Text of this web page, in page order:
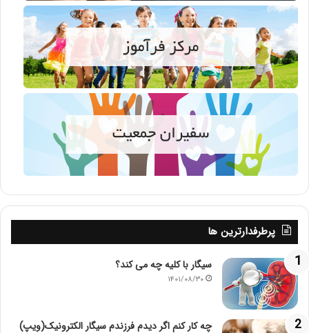
پرطرفدارترین ها
سیگار با کلیه چه می کند؟
۱۴۰۱/۰۸/۳۰
چه کار کنم اگر دیدم فرزندم سیگار الکترونیک(ویپ)